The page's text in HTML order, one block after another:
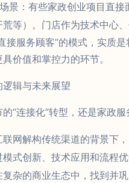
景：有些家政创业项目直
等）。门店作为技术中心
接服务顾客”的模式，实质
价值和掌控力的环节。
辑与未来展望
“连接化”转型，还是家政
联网解构传统渠道的背景下
模式创新、技术应用和流程
复杂的商业生态中，找到并